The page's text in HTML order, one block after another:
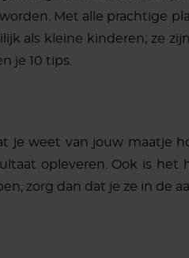
Met alle prachtige
als kleine kinderen; ze
je 10 tips.
weet van jouw maatje
opleveren. Ook is het
zorg dan dat je ze in de